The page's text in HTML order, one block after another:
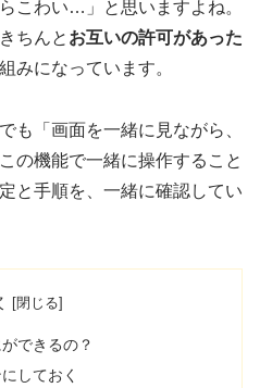
こわい…」と思いますよね。
ちんと お互いの許可があった
みになっています。
も「画面を一緒に見ながら、
の機能で一緒に操作すること
と手順を、一緒に確認してい
できるの？
しておく